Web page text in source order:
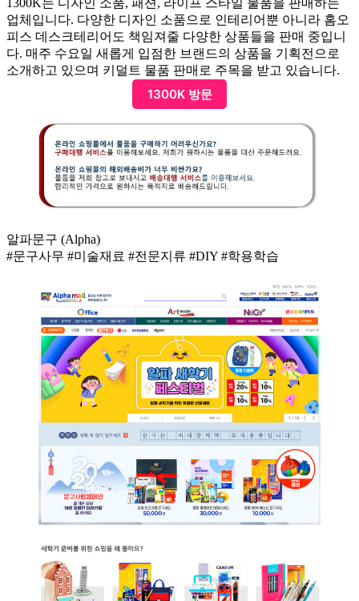
1300K는 디자인 소품, 패션, 라이프 스타일 물품을 판매하는
업체입니다. 다양한 디자인 소품으로 인테리어뿐 아니라 홈오
피스 데스크테리어도 책임져줄 다양한 상품들을 판매 중입니
다. 매주 수요일 새롭게 입점한 브랜드의 상품을 기획전으로
소개하고 있으며 키덜트 물품 판매로 주목을 받고 있습니다.
1300K 방문
알파문구 (Alpha)
#문구사무 #미술재료 #전문지류 #DIY #학용학습